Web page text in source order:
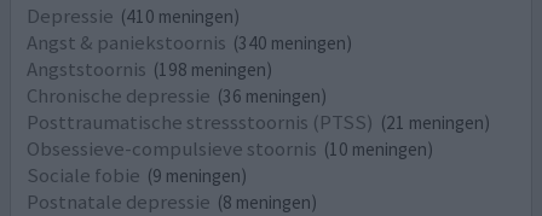
Depressie (410 meningen)
Angst & paniekstoornis (340 meningen)
Angststoornis (198 meningen)
Chronische depressie (36 meningen)
Posttraumatische stressstoornis (PTSS) (21 meningen)
Obsessieve-compulsieve stoornis (10 meningen)
Sociale fobie (9 meningen)
Postnatale depressie (8 meningen)